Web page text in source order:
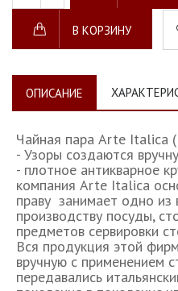
В КОРЗИНУ
ОПИСАНИЕ
Чайная пара Arte
- Узоры создаются
- плотное антикварное
компания Arte Italica
праву занимает одно
производству посуды,
предметов сервировки
Вся продукция этой
вручную с применением
передавались